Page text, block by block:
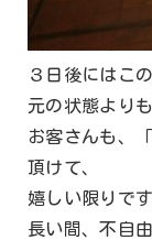
３日後にはこの
元の状態より
お客さんも、
頂けて、
嬉しい限りです
長い間、不自